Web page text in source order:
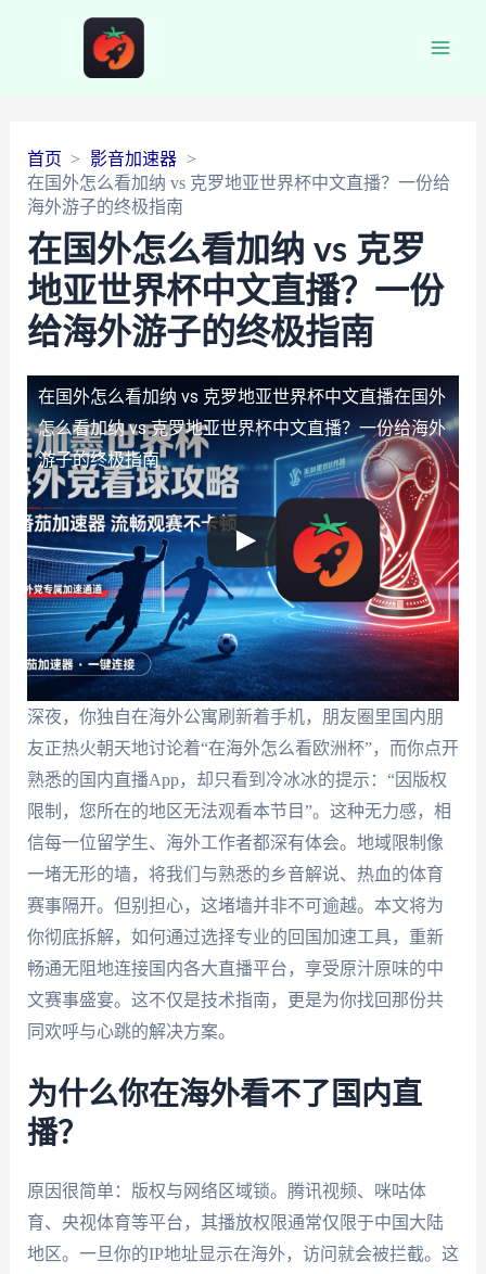
首页
影音加速器
在国外怎么看加纳 vs 克罗地亚世界杯中文直播？一份给
海外游子的终极指南
在国外怎么看加纳 vs 克罗
地亚世界杯中文直播？一份
给海外游子的终极指南
在国外怎么看加纳 vs 克罗地亚世界杯中文直播在国外
怎么看加纳 vs 克罗地亚世界杯中文直播？一份给海外
游子的终极指南
深夜，你独自在海外公寓刷新着手机，朋友圈里国内朋
友正热火朝天地讨论着“在海外怎么看欧洲杯”，而你点开
熟悉的国内直播App，却只看到冷冰冰的提示：“因版权
限制，您所在的地区无法观看本节目”。这种无力感，相
信每一位留学生、海外工作者都深有体会。地域限制像
一堵无形的墙，将我们与熟悉的乡音解说、热血的体育
赛事隔开。但别担心，这堵墙并非不可逾越。本文将为
你彻底拆解，如何通过选择专业的回国加速工具，重新
畅通无阻地连接国内各大直播平台，享受原汁原味的中
文赛事盛宴。这不仅是技术指南，更是为你找回那份共
同欢呼与心跳的解决方案。
为什么你在海外看不了国内直
播？
原因很简单：版权与网络区域锁。腾讯视频、咪咕体
育、央视体育等平台，其播放权限通常仅限于中国大陆
地区。一旦你的IP地址显示在海外，访问就会被拦截。这